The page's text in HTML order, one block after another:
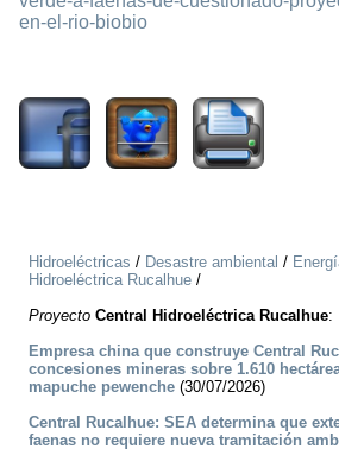
en-el-rio-biobio
Hidroeléctricas / Desastre ambiental /
Hidroeléctrica Rucalhue /
Proyecto Central Hidroeléctrica Rucalhue:
Empresa china que construye Central
concesiones mineras sobre 1.610
mapuche pewenche (30/07/2026)
Central Rucalhue: SEA determina que
faenas no requiere nueva tramitación